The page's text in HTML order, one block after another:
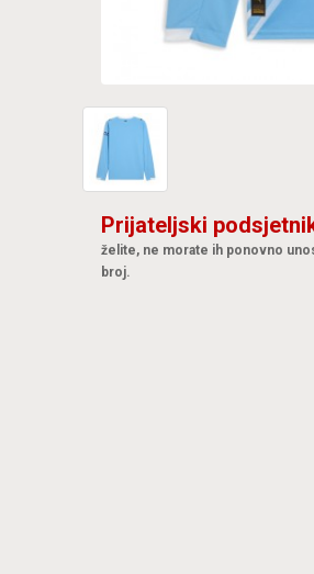
Prijateljski
želite, ne morate ih ponovno
broj.